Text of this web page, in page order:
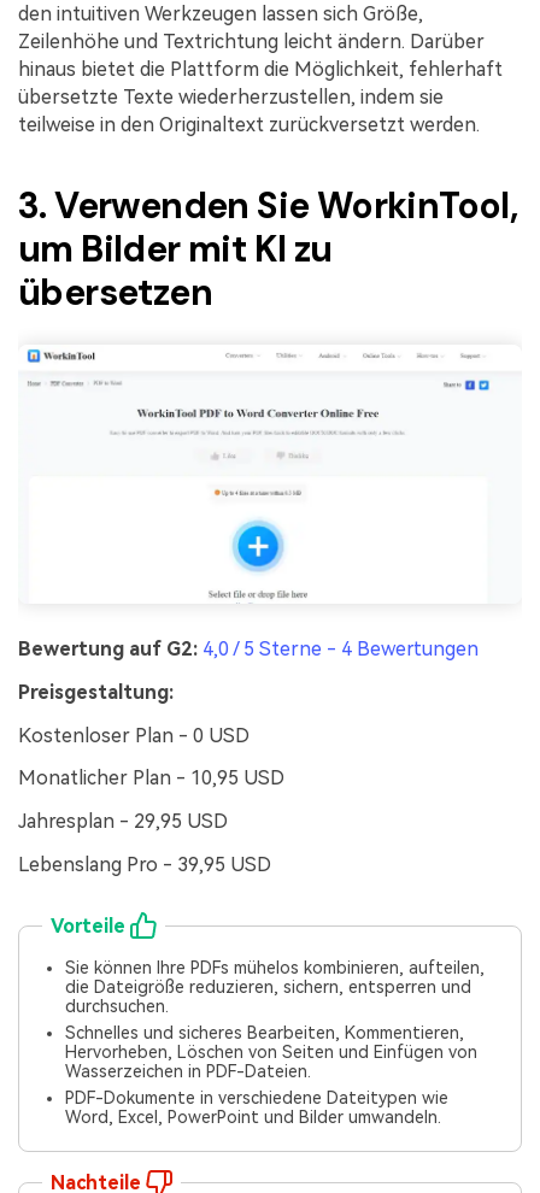
den intuitiven Werkzeugen lassen sich Größe,
Zeilenhöhe und Textrichtung leicht ändern. Darüber
hinaus bietet die Plattform die Möglichkeit, fehlerhaft
übersetzte Texte wiederherzustellen, indem sie
teilweise in den Originaltext zurückversetzt werden.
3. Verwenden Sie WorkinTool,
um Bilder mit KI zu
übersetzen
Bewertung auf G2: 4,0 / 5 Sterne - 4 Bewertungen
Preisgestaltung:
Kostenloser Plan - 0 USD
Monatlicher Plan - 10,95 USD
Jahresplan - 29,95 USD
Lebenslang Pro - 39,95 USD
Vorteile
Sie können Ihre PDFs mühelos kombinieren, aufteilen,
die Dateigröße reduzieren, sichern, entsperren und
durchsuchen.
Schnelles und sicheres Bearbeiten, Kommentieren,
Hervorheben, Löschen von Seiten und Einfügen von
Wasserzeichen in PDF-Dateien.
PDF-Dokumente in verschiedene Dateitypen wie
Word, Excel, PowerPoint und Bilder umwandeln.
Nachteile